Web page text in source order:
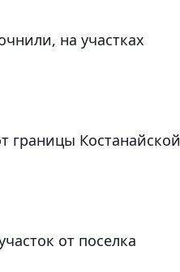
на участках
границы Костанайской
от поселка